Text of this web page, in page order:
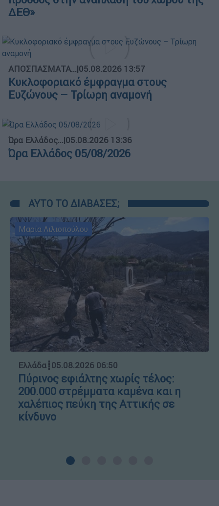
ΔΕΘ»
ΑΠΟΣΠΑΣΜΑΤΑ...|05.08.2026 13:57
Κυκλοφοριακό έμφραγμα στους
Ευζώνους – Τρίωρη αναμονή
Ώρα Ελλάδος...|05.08.2026 13:36
Ώρα Ελλάδος 05/08/2026
ΑΥΤΟ ΤΟ ΔΙΑΒΑΣΕΣ;
Μαρία Λιλιοπούλου
Ελλάδα┋05.08.2026 06:50
Πύρινος εφιάλτης χωρίς τέλος:
200.000 στρέμματα καμένα και η
χαλέπιος πεύκη της Αττικής σε
κίνδυνο